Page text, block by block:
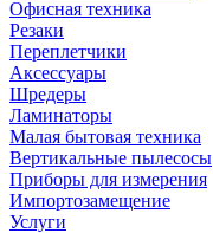
Офисная техника
Резаки
Переплетчики
Аксессуары
Шредеры
Ламинаторы
Малая бытовая техника
Вертикальные пылесосы
Приборы для измерения
Импортозамещение
Услуги